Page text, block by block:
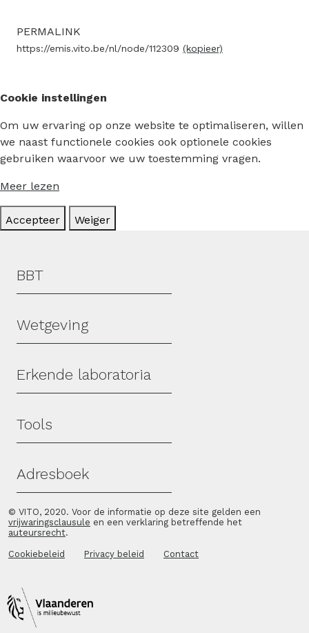
PERMALINK
https://emis.vito.be/nl/node/112309 (kopieer)
Cookie instellingen
Om uw ervaring op onze website te optimaliseren, willen
we naast functionele cookies ook optionele cookies
gebruiken waarvoor we uw toestemming vragen.
Meer lezen
Accepteer Weiger
Hoofdmenu
BBT
Wetgeving
Erkende laboratoria
Tools
Adresboek
© VITO, 2020. Voor de informatie op deze site gelden een
vrijwaringsclausule en een verklaring betreffende het
auteursrecht.
Cookiebeleid Privacy beleid Contact